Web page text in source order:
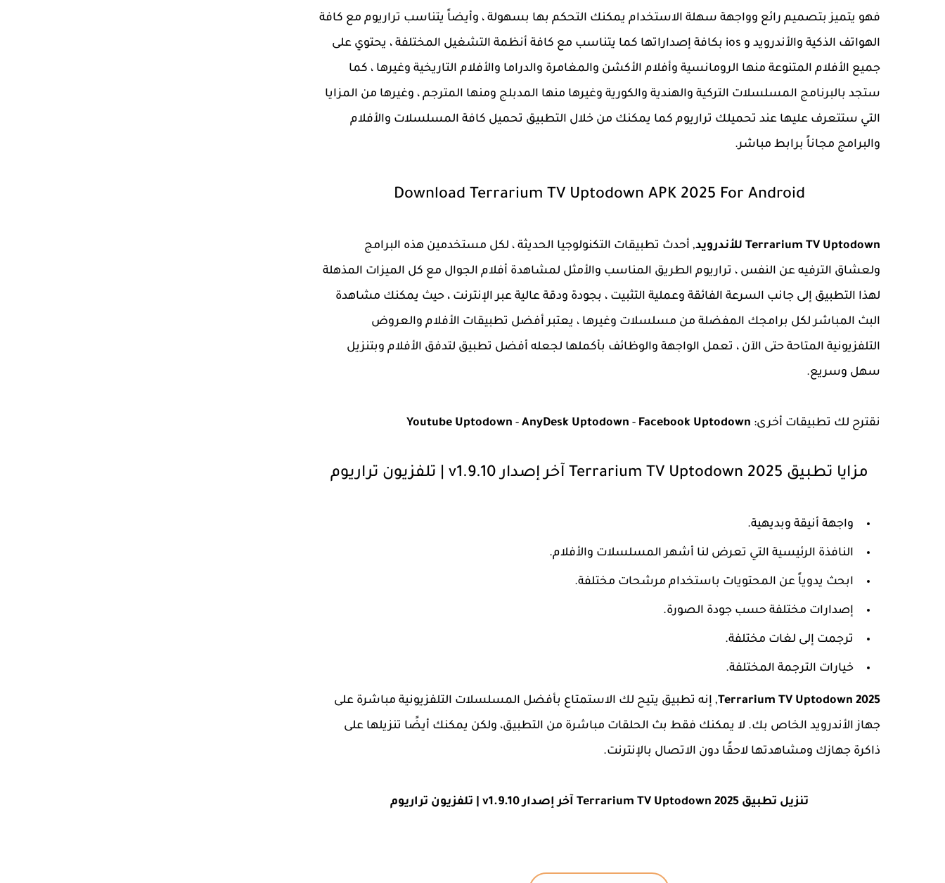
فهو يتميز بتصميم رائع وواجهة سهلة الاستخدام يمكنك التحكم بها بسهولة ، وأيضاً يتناسب تراريوم مع كافة
الهواتف الذكية والأندرويد و ios بكافة إصداراتها كما يتناسب مع كافة أنظمة التشغيل المختلفة ، يحتوي على
جميع الأفلام المتنوعة منها الرومانسية وأفلام الأكشن والمغامرة والدراما والأفلام التاريخية وغيرها ، كما
ستجد بالبرنامج المسلسلات التركية والهندية والكورية وغيرها منها المدبلج ومنها المترجم ، وغيرها من المزايا
التي ستتعرف عليها عند تحميلك تراريوم كما يمكنك من خلال التطبيق تحميل كافة المسلسلات والأفلام
والبرامج مجاناً برابط مباشر.
Download Terrarium TV Uptodown APK 2025 For Android
Terrarium TV Uptodown للأندرويد
, أحدث تطبيقات التكنولوجيا الحديثة ، لكل مستخدمين هذه البرامج
ولعشاق الترفيه عن النفس ، تراريوم الطريق المناسب والأمثل لمشاهدة أفلام الجوال مع كل الميزات المذهلة
لهذا التطبيق إلى جانب السرعة الفائقة وعملية التثبيت ، بجودة ودقة عالية عبر الإنترنت ، حيث يمكنك مشاهدة
البث المباشر لكل برامجك المفضلة من مسلسلات وغيرها ، يعتبر أفضل تطبيقات الأفلام والعروض
التلفزيونية المتاحة حتى الآن ، تعمل الواجهة والوظائف بأكملها لجعله أفضل تطبيق لتدفق الأفلام وبتنزيل
سهل وسريع.
نقترح لك تطبيقات أخرى: Youtube Uptodown - AnyDesk Uptodown - Facebook Uptodown
مزايا تطبيق Terrarium TV Uptodown 2025 آخر إصدار v1.9.10 | تلفزيون تراريوم
واجهة أنيقة وبديهية.
النافذة الرئيسية التي تعرض لنا أشهر المسلسلات والأفلام.
ابحث يدوياً عن المحتويات باستخدام مرشحات مختلفة.
إصدارات مختلفة حسب جودة الصورة.
ترجمت إلى لغات مختلفة.
خيارات الترجمة المختلفة.
Terrarium TV Uptodown 2025, إنه تطبيق يتيح لك الاستمتاع بأفضل المسلسلات التلفزيونية مباشرة على
جهاز الأندرويد الخاص بك. لا يمكنك فقط بث الحلقات مباشرة من التطبيق، ولكن يمكنك أيضًا تنزيلها على
ذاكرة جهازك ومشاهدتها لاحقًا دون الاتصال بالإنترنت.
تنزيل تطبيق Terrarium TV Uptodown 2025 آخر إصدار v1.9.10 | تلفزيون تراريوم